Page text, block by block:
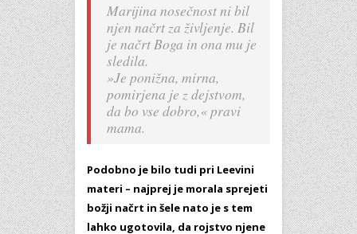
Marijina nosečnost ni bil
njen načrt za življenje. Bil
je načrt Boga in ona mu je
sledila.
»Je ponižna, mirna,
pomirjena je z dejstvom,
da bo vse dobro,« pravi
mama.
Podobno je bilo tudi pri Leevini
materi – najprej je morala sprejeti
božji načrt in šele nato je s tem
lahko ugotovila, da rojstvo njene